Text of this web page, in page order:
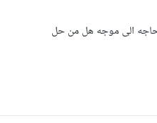
الى موجه هل من حل